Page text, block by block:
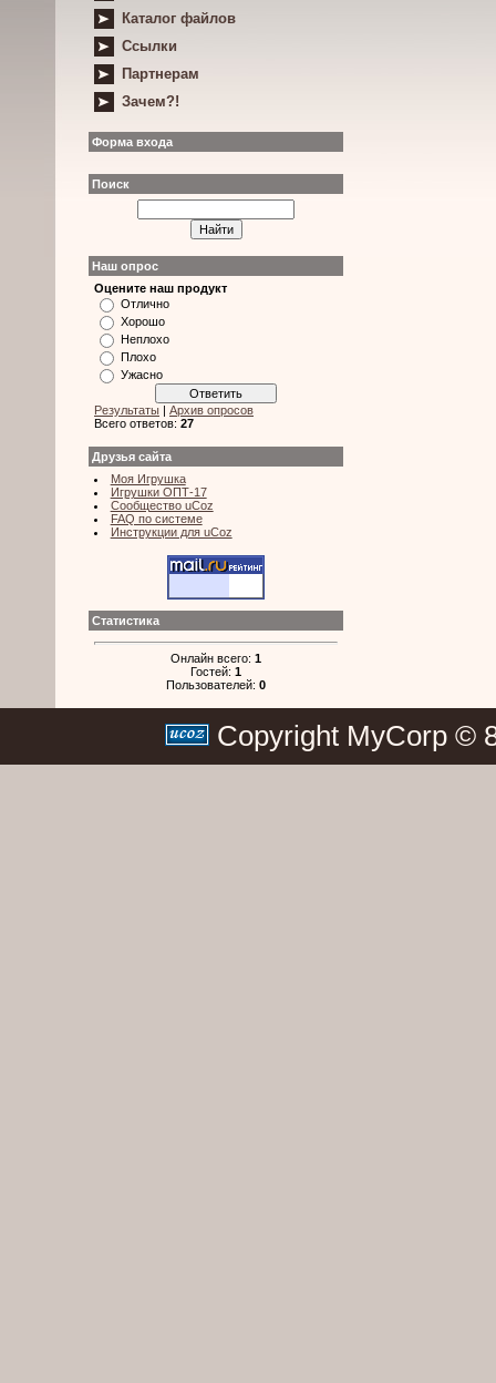
Каталог файлов
Ссылки
Партнерам
Зачем?!
Форма входа
Поиск
Наш опрос
Оцените наш продукт
Отлично
Хорошо
Неплохо
Плохо
Ужасно
Результаты | Архив опросов
Всего ответов: 27
Друзья сайта
Моя Игрушка
Игрушки ОПТ-17
Сообщество uCoz
FAQ по системе
Инструкции для uCoz
Статистика
Онлайн всего: 1
Гостей: 1
Пользователей: 0
Copyright MyCorp ©